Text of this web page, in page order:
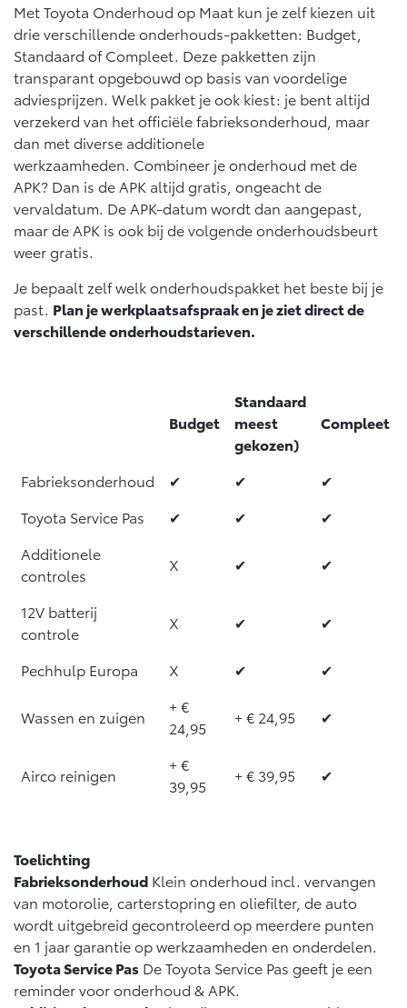
MyToyota App
Abonnementen
Multimedia
Connected check
Navigatie updates
Met Toyota Onderhoud op Maat kun je zelf kiezen uit
drie verschillende onderhouds-pakketten: Budget,
Standaard of Compleet. Deze pakketten zijn
transparant opgebouwd op basis van voordelige
adviesprijzen. Welk pakket je ook kiest: je bent altijd
verzekerd van het officiële fabrieksonderhoud, maar
dan met diverse additionele
werkzaamheden. Combineer je onderhoud met de
APK? Dan is de APK altijd gratis, ongeacht de
vervaldatum. De APK-datum wordt dan aangepast,
maar de APK is ook bij de volgende onderhoudsbeurt
weer gratis.
Je bepaalt zelf welk onderhoudspakket het beste bij je
past. Plan je werkplaatsafspraak en je ziet direct de
verschillende onderhoudstarieven.
Budget
Standaard
meest
gekozen)
Compleet
Fabrieksonderhoud ✔ ✔
✔
Toyota Service Pas
✔ ✔
✔
Additionele
controles
X ✔ ✔
12V batterij
controle
X ✔ ✔
Pechhulp Europa X ✔ ✔
Wassen en zuigen
+ €
24,95
+ € 24,95 ✔
Airco reinigen
+ €
39,95
+ € 39,95 ✔
Toelichting
Fabrieksonderhoud Klein onderhoud incl. vervangen
van motorolie, carterstopring en oliefilter, de auto
wordt uitgebreid gecontroleerd op meerdere punten
en 1 jaar garantie op werkzaamheden en onderdelen.
Toyota Service Pas De Toyota Service Pas geeft je een
reminder voor onderhoud & APK.